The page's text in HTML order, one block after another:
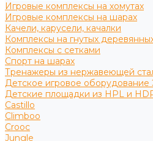
Игровые комплексы на хомутах
Игровые комплексы на шарах
Качели, карусели, качалки
Комплексы на гнутых
Комплексы с сетками
Спорт на шарах
Тренажеры из нержавеющей
Детское игровое
Детские площадки из HPL и
Castillo
Climboo
Crooc
Jungle